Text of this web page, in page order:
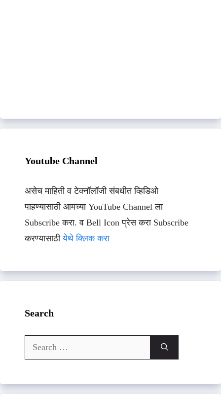
Youtube Channel
असेच माहिती व टेक्नॉलॉजी संबधीत व्हिडिओ
पाहण्यासाठी आमच्या YouTube Channel ला
Subscribe करा. व Bell Icon प्रेस करा Subscribe
करण्यासाठीयेथे क्लिक करा
Search
Search
for: